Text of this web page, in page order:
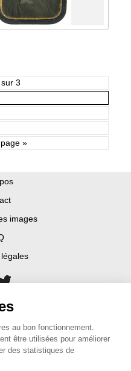
3
»
images
au bon fonctionnement.
être utilisées pour améliorer
des statistiques de